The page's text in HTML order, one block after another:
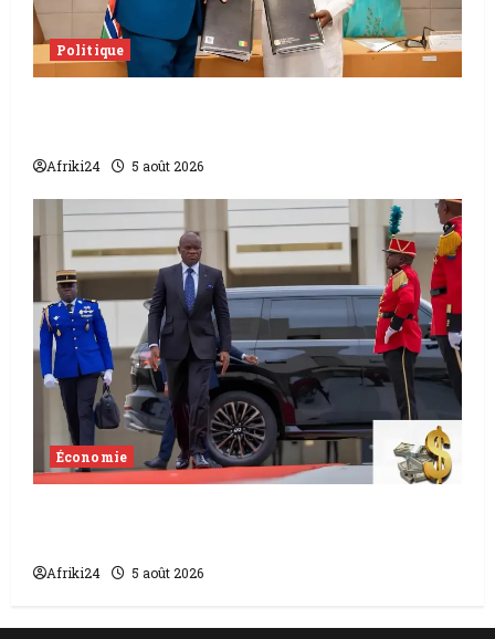
Politique
Afriki24 5 août 2026
Économie
Afriki24 5 août 2026